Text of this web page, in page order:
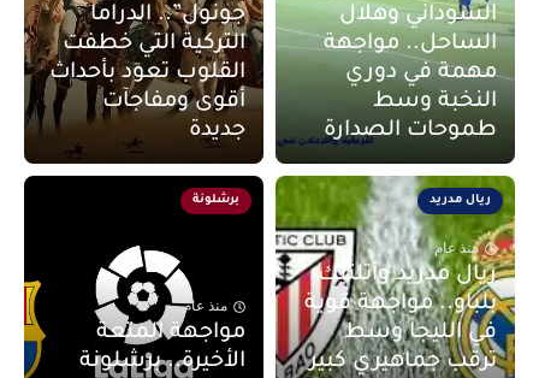
السوداني وهلال
الساحل.. مواجهة
مهمة في دوري
النخبة وسط
طموحات الصدارة
جونول”.. الدراما
التركية التي خطفت
القلوب تعود بأحداث
أقوى ومفاجآت
جديدة
ريال مدريد
منذ عام
ريال مدريد وأتلتيك
بلباو.. مواجهة قوية
في الليجا وسط
ترقب جماهيري كبير
برشلونة
منذ عام
مواجهة المتعة
الأخيرة.. برشلونة